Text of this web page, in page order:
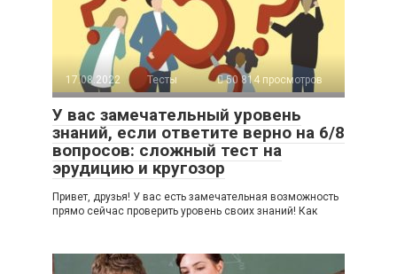
17.08.2022 Тесты 50 814 просмотров
У вас замечательный уровень
знаний, если ответите верно на 6/8
вопросов: сложный тест на
эрудицию и кругозор
Привет, друзья! У вас есть замечательная возможность
прямо сейчас проверить уровень своих знаний! Как